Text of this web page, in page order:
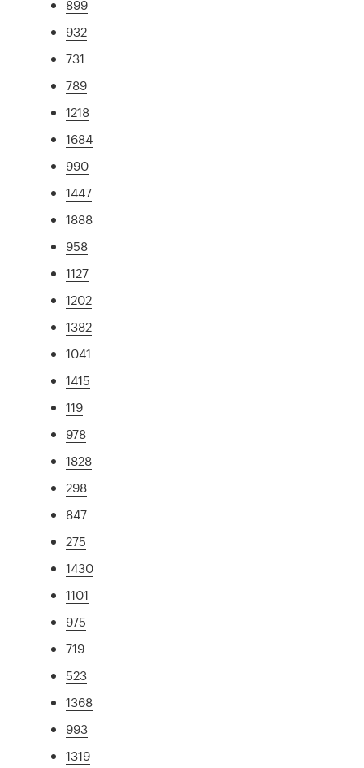
899
932
731
789
1218
1684
990
1447
1888
958
1127
1202
1382
1041
1415
119
978
1828
298
847
275
1430
1101
975
719
523
1368
993
1319